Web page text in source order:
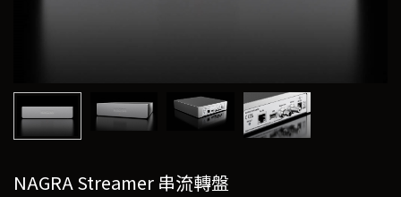
NAGRA Streamer 串流轉盤